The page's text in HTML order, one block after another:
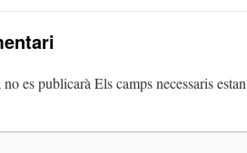
es publicarà Els camps necessaris